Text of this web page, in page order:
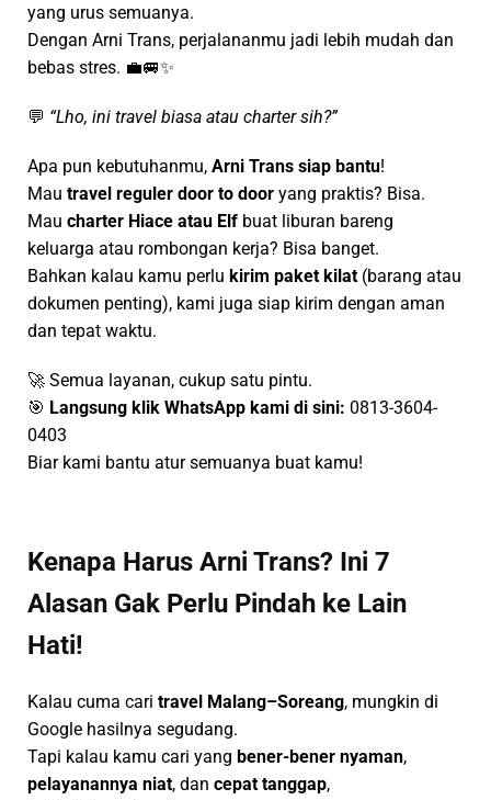
yang urus semuanya.
Dengan Arni Trans, perjalananmu jadi lebih mudah dan
bebas stres. 💼🚐✨
💬 “Lho, ini travel biasa atau charter sih?”
Apa pun kebutuhanmu, Arni Trans siap bantu!
Mau travel reguler door to door yang praktis? Bisa.
Mau charter Hiace atau Elf buat liburan bareng
keluarga atau rombongan kerja? Bisa banget.
Bahkan kalau kamu perlu kirim paket kilat (barang atau
dokumen penting), kami juga siap kirim dengan aman
dan tepat waktu.
🚀 Semua layanan, cukup satu pintu.
🎯 Langsung klik WhatsApp kami di sini: 0813-3604-
0403
Biar kami bantu atur semuanya buat kamu!
Kenapa Harus Arni Trans? Ini 7
Alasan Gak Perlu Pindah ke Lain
Hati!
Kalau cuma cari travel Malang–Soreang, mungkin di
Google hasilnya segudang.
Tapi kalau kamu cari yang bener-bener nyaman,
pelayanannya niat, dan cepat tanggap,